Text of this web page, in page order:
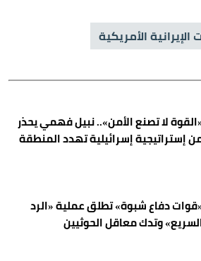
الأمريكية
لا تصنع الأمن».. نبيل فهمي يحذر
إستراتيجية إسرائيلية تهدد المنطقة
دفاع شبوة» تطلق عملية «الرد
وتدك معاقل الحوثيين